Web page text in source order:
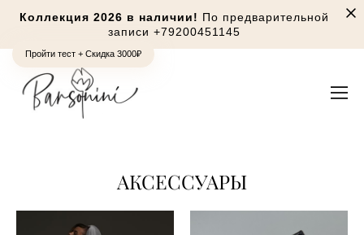
Пройти тест + Скидка 3000₽
Коллекция 2026 в наличии! По предварительной
записи +79200451145
АКСЕССУАРЫ